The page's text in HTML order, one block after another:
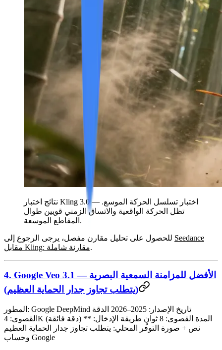
نتائج اختبار Kling 3.0 — اختبار تسلسل الحركة الموسع.
تظل الحركة الواقعية والاتساق الزمني قويين طوال
المقاطع الموسعة.
Seedance
مقابل Kling: مقارنة شاملة.
4. Google Veo 3.1 — الأفضل للمزامنة السمعية البصرية
(يتطلب تجاوز جدار الحماية العظيم)
المطور: Google DeepMind تاريخ الإصدار:
الدقة
القصوى:
4K (دقة فائقة) المدة القصوى: طريقة الإدخال: **
نص + صورة التوفر المحلي: يتطلب تجاوز جدار الحماية العظيم
وحساب Google